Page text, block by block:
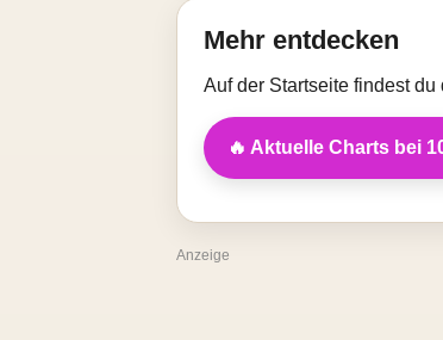
Mehr entdecken
Auf der Startseite findest
🔥 Aktuelle Charts bei
Anzeige